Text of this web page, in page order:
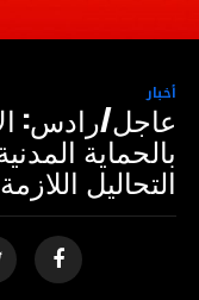
أخبار
عاجل/رادس:
بالحماية
التحاليل